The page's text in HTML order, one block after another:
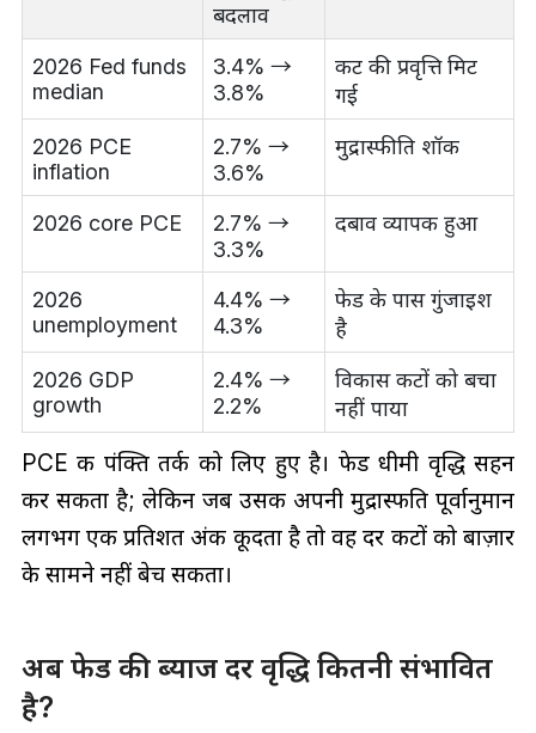
बदलाव
2026 Fed funds
median
3.4% →
3.8%
कट की प्रवृत्ति मिट
गई
2026 PCE
inflation
2.7% →
3.6%
मुद्रास्फीति शॉक
2026 core PCE
2.7% →
3.3%
दबाव व्यापक हुआ
2026
unemployment
4.4% →
4.3%
फेड के पास गुंजाइश
है
2026 GDP
growth
2.4% →
2.2%
विकास कटों को बचा
नहीं पाया
PCE की पंक्ति तर्क को लिए हुए है। फेड धीमी वृद्धि सहन
कर सकता है; लेकिन जब उसकी अपनी मुद्रास्फीति पूर्वानुमान
लगभग एक प्रतिशत अंक कूदता है तो वह दर कटों को बाज़ार
के सामने नहीं बेच सकता।
अब फेड की ब्याज दर वृद्धि कितनी संभावित
है?